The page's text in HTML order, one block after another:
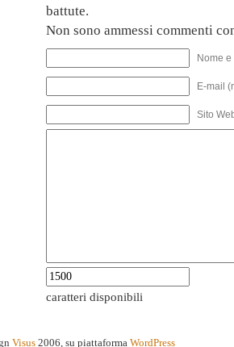
battute.
Non sono ammessi commenti
Nome
E-mail
Sito
caratteri disponibili
Visus 2006, su piattaforma WordPress